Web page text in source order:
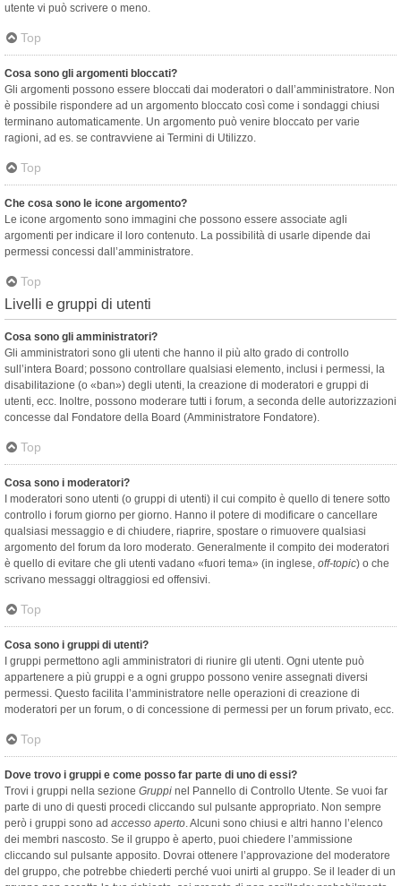
utente vi può scrivere o meno.
Top
Cosa sono gli argomenti bloccati?
Gli argomenti possono essere bloccati dai moderatori o dall’amministratore. Non
è possibile rispondere ad un argomento bloccato così come i sondaggi chiusi
terminano automaticamente. Un argomento può venire bloccato per varie
ragioni, ad es. se contravviene ai Termini di Utilizzo.
Top
Che cosa sono le icone argomento?
Le icone argomento sono immagini che possono essere associate agli
argomenti per indicare il loro contenuto. La possibilità di usarle dipende dai
permessi concessi dall’amministratore.
Top
Livelli e gruppi di utenti
Cosa sono gli amministratori?
Gli amministratori sono gli utenti che hanno il più alto grado di controllo
sull’intera Board; possono controllare qualsiasi elemento, inclusi i permessi, la
disabilitazione (o «ban») degli utenti, la creazione di moderatori e gruppi di
utenti, ecc. Inoltre, possono moderare tutti i forum, a seconda delle autorizzazioni
concesse dal Fondatore della Board (Amministratore Fondatore).
Top
Cosa sono i moderatori?
I moderatori sono utenti (o gruppi di utenti) il cui compito è quello di tenere sotto
controllo i forum giorno per giorno. Hanno il potere di modificare o cancellare
qualsiasi messaggio e di chiudere, riaprire, spostare o rimuovere qualsiasi
argomento del forum da loro moderato. Generalmente il compito dei moderatori
è quello di evitare che gli utenti vadano «fuori tema» (in inglese, off-topic) o che
scrivano messaggi oltraggiosi ed offensivi.
Top
Cosa sono i gruppi di utenti?
I gruppi permettono agli amministratori di riunire gli utenti. Ogni utente può
appartenere a più gruppi e a ogni gruppo possono venire assegnati diversi
permessi. Questo facilita l’amministratore nelle operazioni di creazione di
moderatori per un forum, o di concessione di permessi per un forum privato, ecc.
Top
Dove trovo i gruppi e come posso far parte di uno di essi?
Trovi i gruppi nella sezione Gruppi nel Pannello di Controllo Utente. Se vuoi far
parte di uno di questi procedi cliccando sul pulsante appropriato. Non sempre
però i gruppi sono ad accesso aperto. Alcuni sono chiusi e altri hanno l’elenco
dei membri nascosto. Se il gruppo è aperto, puoi chiedere l’ammissione
cliccando sul pulsante apposito. Dovrai ottenere l’approvazione del moderatore
del gruppo, che potrebbe chiederti perché vuoi unirti al gruppo. Se il leader di un